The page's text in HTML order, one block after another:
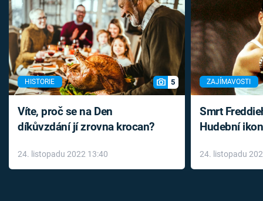
HISTORIE 5
Víte, proč se na Den
díkůvzdání jí zrovna krocan?
24. listopadu 2022 13:40
ZAJÍMAVOSTI
Smrt
Hudební
léky
24. listopadu